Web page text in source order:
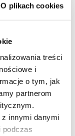
O plikach cookies
treści
i
o tym, jak
partnerom
z innymi danymi
podczas